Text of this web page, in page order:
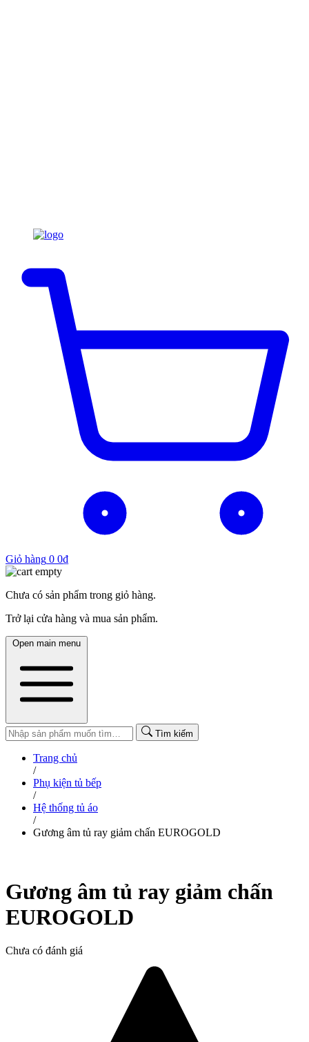
Giỏ hàng 0 0₫
Chưa có sản phẩm trong giỏ hàng.
Trở lại cửa hàng và mua sản phẩm.
Open main menu
Tìm kiếm
Trang chủ
/
Phụ kiện tủ bếp
/
Hệ thống tủ áo
/
Gương âm tủ ray giảm chấn EUROGOLD
Gương âm tủ ray giảm chấn
EUROGOLD
Chưa có đánh giá